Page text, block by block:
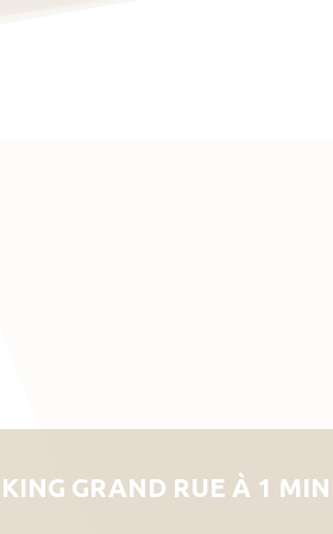
GRAND RUE À 1